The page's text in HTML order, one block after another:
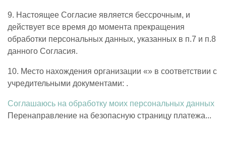
9. Настоящее Согласие является бессрочным, и
действует все время до момента прекращения
обработки персональных данных, указанных в п.7 и п.8
данного Согласия.
10. Место нахождения организации «» в соответствии с
учредительными документами: .
Соглашаюсь на обработку моих персональных данных
Перенаправление на безопасную страницу платежа...